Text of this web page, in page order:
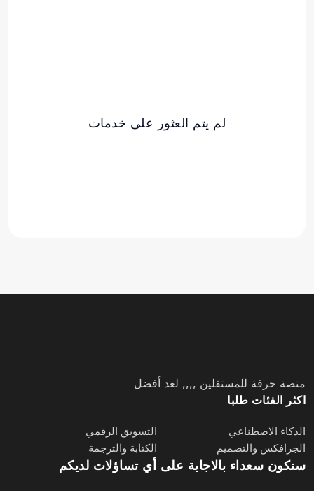
لم يتم العثور على خدمات
منصة حرفة للمستقلين ,,,, لغد أفضل
اكثر الفئات طلبا
الذكاء الاصطناعي
التسويق الرقمي
الجرافكس والتصميم
الكتابة والترجمة
سنكون سعداء بالاجابة على أي تساؤلات لديكم